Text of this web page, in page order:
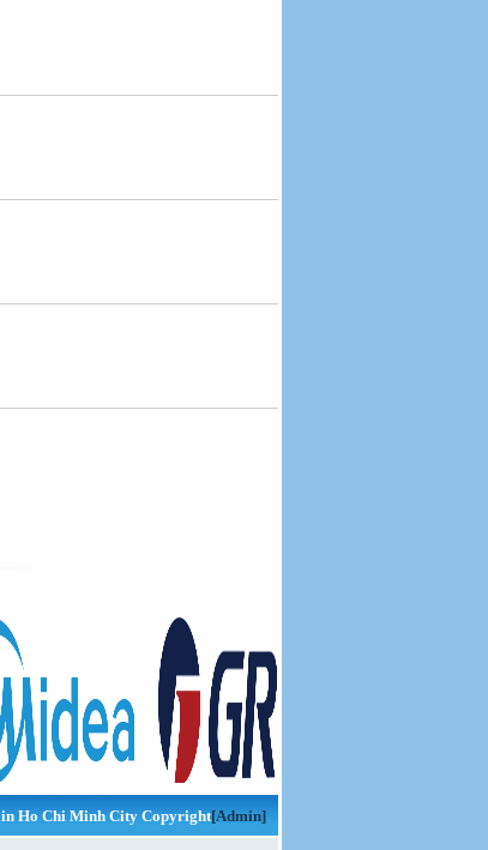
Ho Chi Minh City Copyright[Admin]